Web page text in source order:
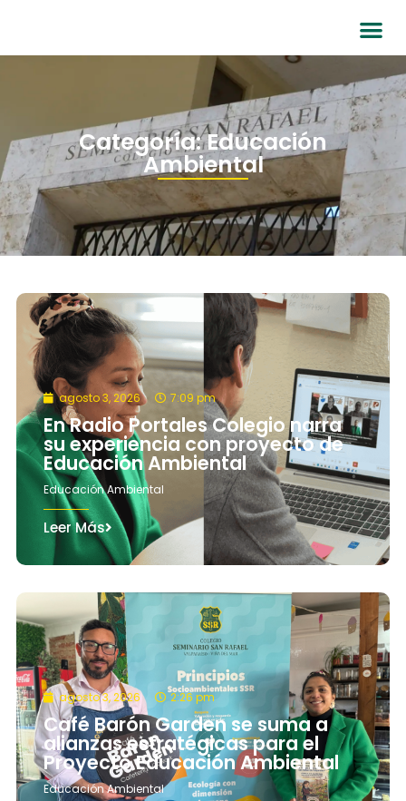
Categoría: Educación
Ambiental
agosto 3, 2026 7:09 pm
En Radio Portales Colegio narra
su experiencia con proyecto de
Educación Ambiental
Educación Ambiental
Leer Más
agosto 3, 2026 2:26 pm
Café Barón Garden se suma a
alianzas estratégicas para el
Proyecto Educación Ambiental
Educación Ambiental